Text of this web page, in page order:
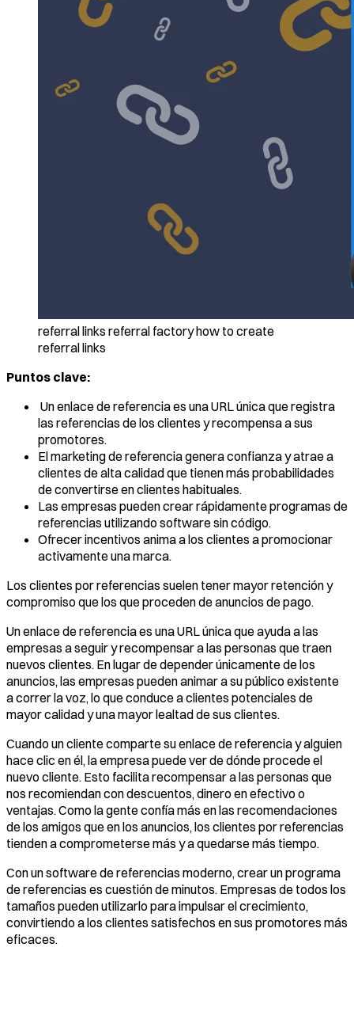
referral links referral factory how to create
referral links
Puntos clave:
Un enlace de referencia es una URL única que registra
las referencias de los clientes y recompensa a sus
promotores.
El marketing de referencia genera confianza y atrae a
clientes de alta calidad que tienen más probabilidades
de convertirse en clientes habituales.
Las empresas pueden crear rápidamente programas de
referencias utilizando software sin código.
Ofrecer incentivos anima a los clientes a promocionar
activamente una marca.
Los clientes por referencias suelen tener mayor retención y
compromiso que los que proceden de anuncios de pago.
Un enlace de referencia es una URL única que ayuda a las
empresas a seguir y recompensar a las personas que traen
nuevos clientes. En lugar de depender únicamente de los
anuncios, las empresas pueden animar a su público existente
a correr la voz, lo que conduce a clientes potenciales de
mayor calidad y una mayor lealtad de sus clientes.
Cuando un cliente comparte su enlace de referencia y alguien
hace clic en él, la empresa puede ver de dónde procede el
nuevo cliente. Esto facilita recompensar a las personas que
nos recomiendan con descuentos, dinero en efectivo o
ventajas. Como la gente confía más en las recomendaciones
de los amigos que en los anuncios, los clientes por referencias
tienden a comprometerse más y a quedarse más tiempo.
Con un software de referencias moderno, crear un programa
de referencias es cuestión de minutos. Empresas de todos los
tamaños pueden utilizarlo para impulsar el crecimiento,
convirtiendo a los clientes satisfechos en sus promotores más
eficaces.